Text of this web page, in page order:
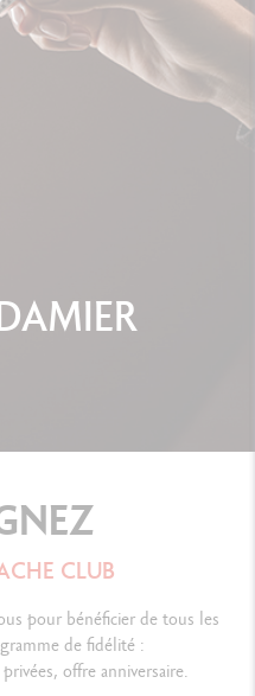
CLUB
pour bénéficier de tous les
de fidélité :
offre anniversaire.